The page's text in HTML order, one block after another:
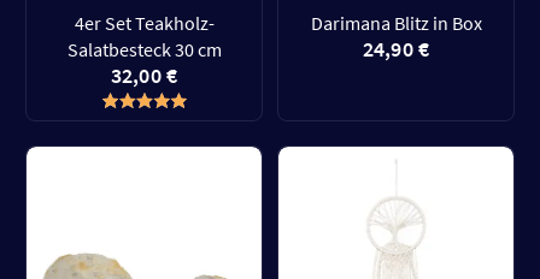
4er Set Teakholz-
Salatbesteck 30 cm
32,00 €
Darimana Blitz in Box
24,90 €